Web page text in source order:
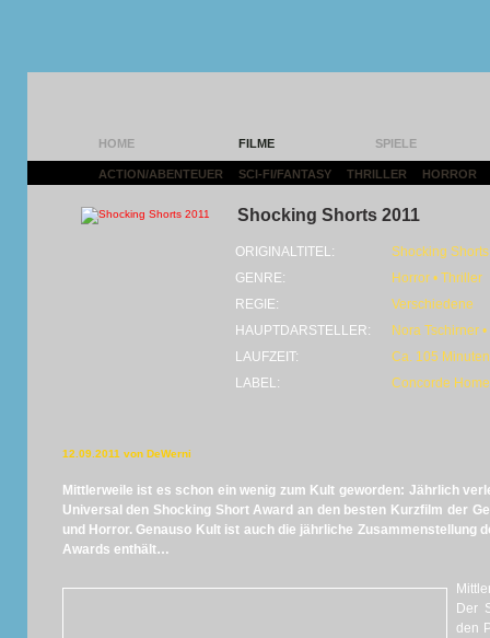
HOME FILME SPIELE
ACTION/ABENTEUER SCI-FI/FANTASY THRILLER HORROR
Shocking Shorts 2011
ORIGINALTITEL:
Shocking
GENRE:
Horror • Thriller
REGIE:
Verschiedene
HAUPTDARSTELLER:
Nora Tschirner
LAUFZEIT:
Ca. 105 Minuten
LABEL:
Concorde
12.09.2011 von DeWerni
Mittlerweile ist es schon ein wenig zum Kult geworden: Jährlich
Universal den Shocking Short Award an den besten Kurzfilm der
und Horror. Genauso Kult ist auch die jährliche Zusammenstellung
Awards enthält…
Der
den